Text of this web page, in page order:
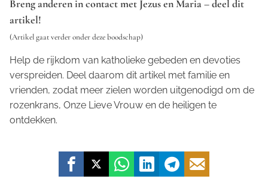
Breng anderen in contact met Jezus en Maria – deel dit
artikel!
(Artikel gaat verder onder deze boodschap)
Help de rijkdom van katholieke gebeden en devoties
verspreiden. Deel daarom dit artikel met familie en
vrienden, zodat meer zielen worden uitgenodigd om de
rozenkrans, Onze Lieve Vrouw en de heiligen te
ontdekken.